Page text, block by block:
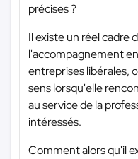
précises ?
Il existe un réel cadre
l'accompagnement
entreprises libérales,
sens lorsqu'elle
au service de la
intéressés.
Comment alors qu'il